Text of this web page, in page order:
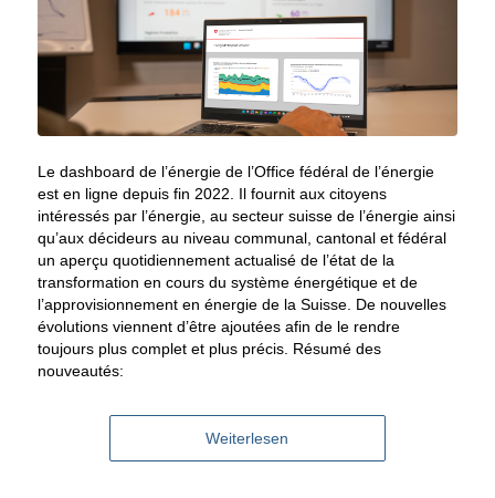
Le dashboard de l’énergie de l’Office fédéral de l’énergie
est en ligne depuis fin 2022. Il fournit aux citoyens
intéressés par l’énergie, au secteur suisse de l’énergie ainsi
qu’aux décideurs au niveau communal, cantonal et fédéral
un aperçu quotidiennement actualisé de l’état de la
transformation en cours du système énergétique et de
l’approvisionnement en énergie de la Suisse. De nouvelles
évolutions viennent d’être ajoutées afin de le rendre
toujours plus complet et plus précis. Résumé des
nouveautés:
Weiterlesen